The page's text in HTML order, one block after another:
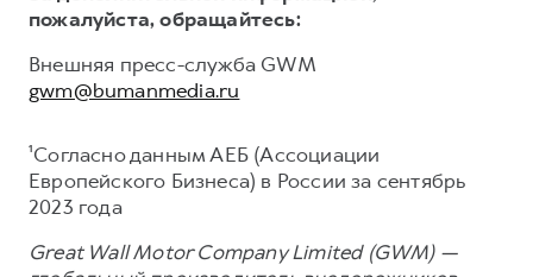
пожалуйста, обращайтесь:
Внешняя пресс-служба GWM
gwm@bumanmedia.ru
¹Согласно данным АЕБ (Ассоциации
Европейского Бизнеса) в России за сентябрь
2023 года
Great Wall Motor Company Limited (GWM) —